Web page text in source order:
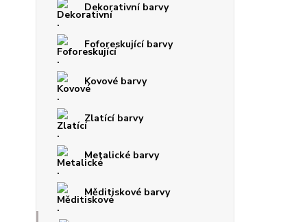
Dekorativní barvy
Foforeskující barvy
Kovové barvy
Zlatící barvy
Metalické barvy
Měditiskové barvy